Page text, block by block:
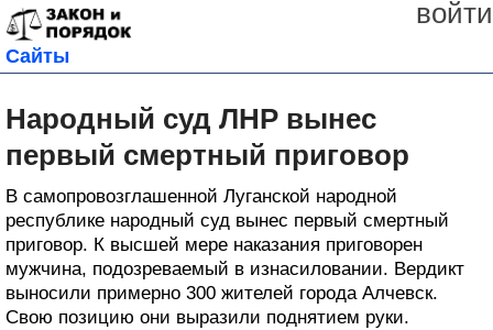
войти
Сайты
Народный суд ЛНР вынес
первый смертный приговор
В самопровозглашенной Луганской народной
республике народный суд вынес первый смертный
приговор. К высшей мере наказания приговорен
мужчина, подозреваемый в изнасиловании. Вердикт
выносили примерно 300 жителей города Алчевск.
Свою позицию они выразили поднятием руки.